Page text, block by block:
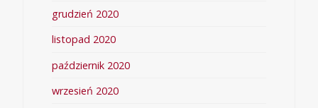
grudzień 2020
listopad 2020
październik 2020
wrzesień 2020